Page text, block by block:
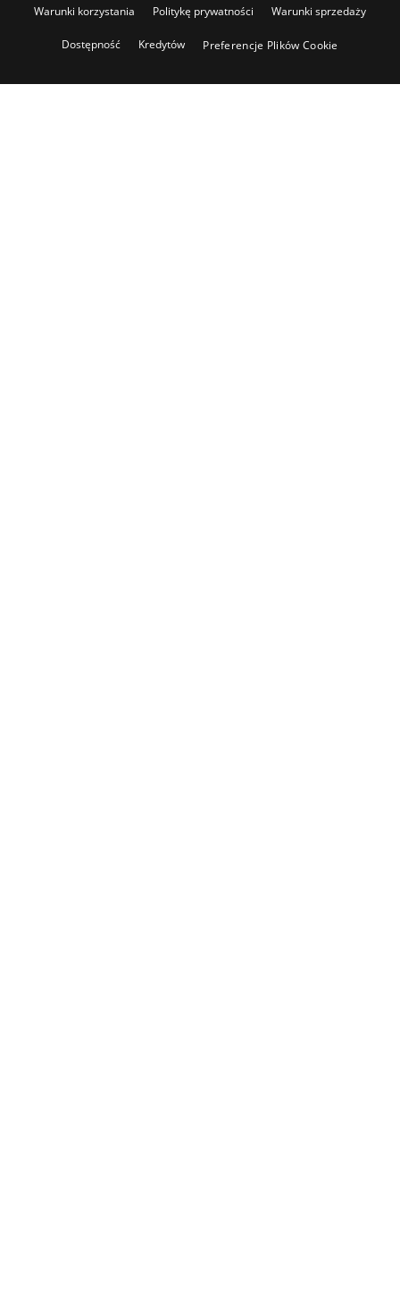
Warunki korzystania Politykę prywatności Warunki sprzedaży
Dostępność Kredytów Preferencje Plików Cookie